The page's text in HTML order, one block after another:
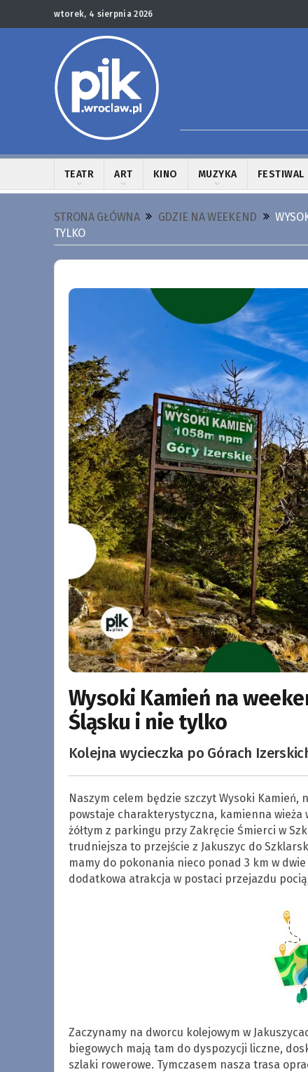
wtorek, 4 sierpnia 2026
TEATR ART KINO MUZYKA FESTIWAL
STRONA GŁÓWNA GDZIE NA WEEKEND
TYLKO
Wysoki Kamień na
Śląsku i nie tylko
Kolejna wycieczka po Górach
Naszym celem będzie szczyt Wysoki
powstaje charakterystyczna, kamienna wieża
żółtym z parkingu przy Zakręcie Śmierci w
trudniejsza to przejście z Jakuszyc do
mamy do pokonania nieco ponad 3 km w
dodatkowa atrakcja w postaci przejazdu
Zaczynamy na dworcu kolejowym w
biegowych mają tam do dyspozycji liczne,
szlaki rowerowe. Tymczasem nasza trasa